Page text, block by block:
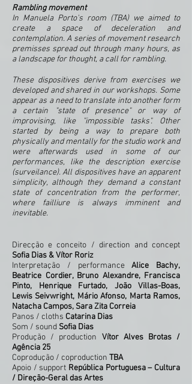
Rambling movement
In Manuela Porto's room (TBA) we aimed to
create a space of deceleration and
contemplation. A series of movement research
premisses spread out through many hours, as
a landscape for thought, a call for rambling.
These dispositives derive from exercises we
developed and shared in our workshops. Some
appear as a need to translate into another form
a certain "state of presence" or way of
improvising, like "impossible tasks". Other
started by being a way to prepare both
physically and mentally for the studio work and
were afterwards used in some of our
performances, like the description exercise
(surveilance). All dispositives have an apparent
simplicity, although they demand a constant
state of concentration from the performer,
where failliure is always imminent and
inevitable.
Direcção e conceito / direction and concept
Sofia Dias & Vítor Roriz
Interpretação / performanceAlice Bachy,
Beatrice Cordier, Bruno Alexandre, Francisca
Pinto, Henrique Furtado, João Villas-Boas,
Lewis Seivwright, Mário Afonso, Marta Ramos,
Natacha Campos, Sara Zita Correia
Panos / cloths Catarina Dias
Som / sound Sofia Dias
Produção / production Vítor Alves Brotas /
Agência 25
Coprodução / coproduction TBA
Apoio / support República Portuguesa – Cultura
/ Direção-Geral das Artes